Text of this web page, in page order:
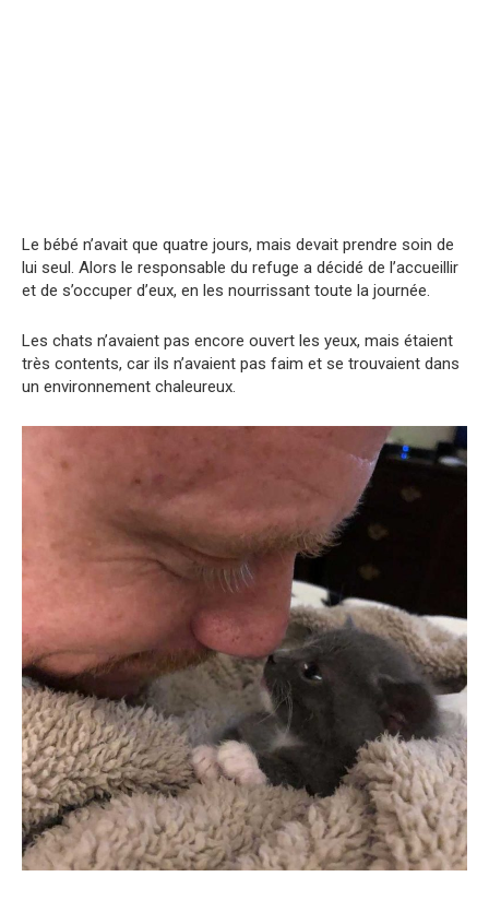
Le bébé n’avait que quatre jours, mais devait prendre soin de
lui seul. Alors le responsable du refuge a décidé de l’accueillir
et de s’occuper d’eux, en les nourrissant toute la journée.
Les chats n’avaient pas encore ouvert les yeux, mais étaient
très contents, car ils n’avaient pas faim et se trouvaient dans
un environnement chaleureux.